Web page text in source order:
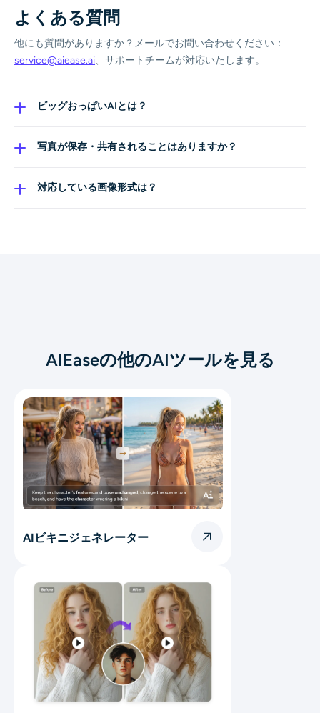
よくある質問
他にも質問がありますか？メールでお問い合わせください：
service@aiease.ai、サポートチームが対応いたします。
ビッグおっぱいAIとは？
ィブ画像のバストサイズやボディラインを視覚的に調整
取れた仕上がりを重視しています。
写真が保存・共有されることはありますか？
プロード画像を保存・再利用・共有することはありませ
対応している画像形式は？
AIEaseの他のAIツールを見る
AIビキニジェネレーター